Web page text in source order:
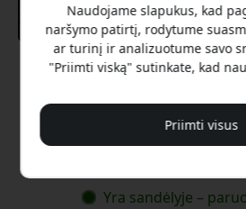
44.99
Pirkti dabar
Yra sandėlyje –
Naudojame slapukus, kad
naršymo patirtį, rodytume
ar turinį ir analizuotume savo
"Priimti viską" sutinkate, kad
Priimti visus